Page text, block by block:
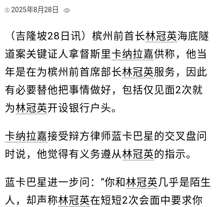
2025年8月28日
（吉隆坡28日讯）槟州前首长林冠英海底隧
道案关键证人拿督斯里卡纳拉嘉供称，他当
年是在为槟州前首席部长林冠英服务，因此
有必要替他把事情做好，包括仅见面2次就
为林冠英开设银行户头。
卡纳拉嘉接受辩方律师蓝卡巴星的交叉盘问
时说，他觉得有义务遵从林冠英的指示。
蓝卡巴星进一步问：“你和林冠英几乎是陌生
人，却声称林冠英在短短2次会面中要求你